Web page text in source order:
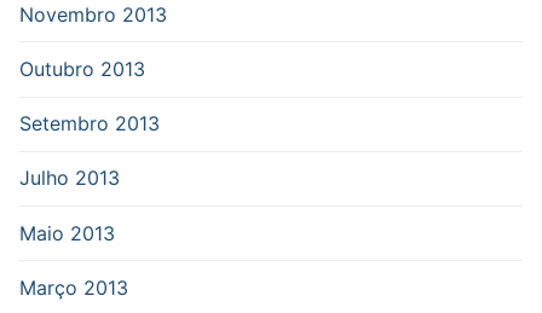
Novembro 2013
Outubro 2013
Setembro 2013
Julho 2013
Maio 2013
Março 2013